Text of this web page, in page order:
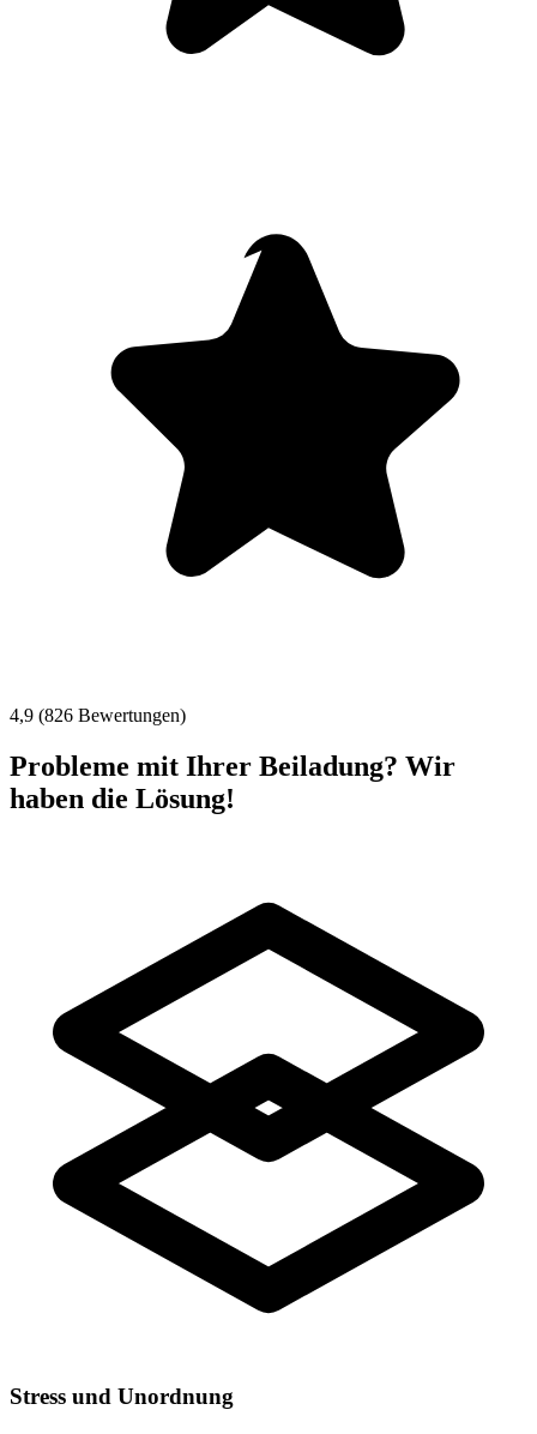
4,9 (826 Bewertungen)
Probleme mit Ihrer Beiladung? Wir
haben die Lösung!
Stress und Unordnung